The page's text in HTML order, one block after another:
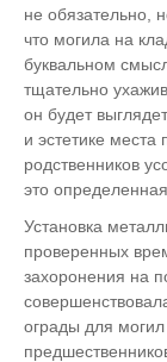
не обязательно,
что могила на
буквальном
тщательно
он будет
и эстетике
родственников
это
Установка
проверенных
захоронения на
ограды для